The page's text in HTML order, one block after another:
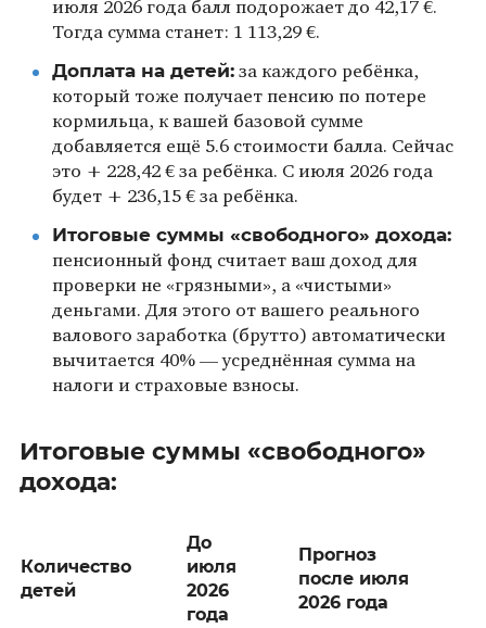
июля 2026 года балл подорожает до 42,17 €.
Тогда сумма станет: 1 113,29 €.
Доплата на детей:за каждого ребёнка,
который тоже получает пенсию по потере
кормильца, к вашей базовой сумме
добавляется ещё 5.6 стоимости балла. Сейчас
это + 228,42 € за ребёнка. С июля 2026 года
будет + 236,15 € за ребёнка.
Итоговые суммы «свободного» дохода:
пенсионный фонд считает ваш доход для
проверки не «грязными», а «чистыми»
деньгами. Для этого от вашего реального
валового заработка (брутто) автоматически
вычитается 40% — усреднённая сумма на
налоги и страховые взносы.
Итоговые суммы «свободного»
дохода:
Количество
детей
До
июля
2026
года
Прогноз
после июля
2026 года